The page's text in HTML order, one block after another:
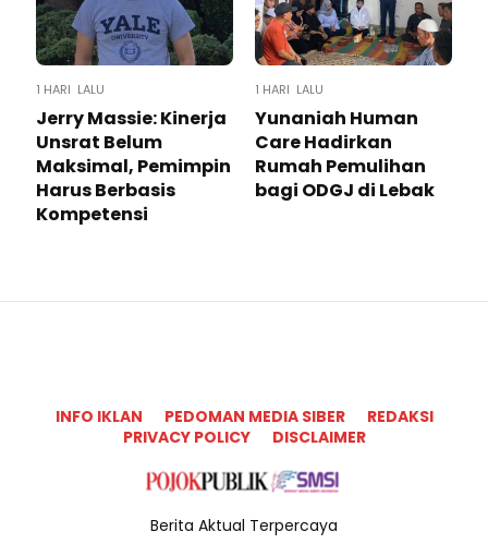
1 HARI LALU
Jerry Massie: Kinerja
Unsrat Belum
Maksimal, Pemimpin
Harus Berbasis
Kompetensi
1 HARI LALU
Yunaniah Human
Care Hadirkan
Rumah Pemulihan
bagi ODGJ di Lebak
INFO IKLAN PEDOMAN MEDIA SIBER
REDAKSI
PRIVACY POLICY
DISCLAIMER
Berita Aktual Terpercaya